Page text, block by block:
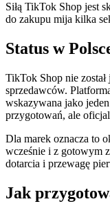
Siłą TikTok Shop jest
do zakupu mija kilka
Status w
TikTok Shop nie
sprzedawców.
wskazywana jako
przygotowań, ale
Dla marek oznacza to
wcześnie i z gotowym
dotarcia i przewagę
Jak